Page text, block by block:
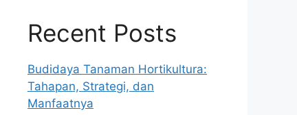
Recent Posts
Budidaya Tanaman Hortikultura:
Tahapan, Strategi, dan
Manfaatnya